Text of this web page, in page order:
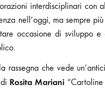
interdisciplinari con
nell’oggi, ma sempre
occasione di sviluppo
rassegna che vede
Rosita Mariani